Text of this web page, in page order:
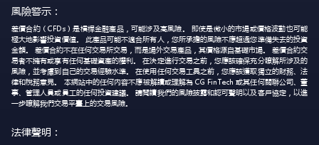
風險警示：
差價合約（CFDs）是槓桿金融產品，可能涉及高風險。 即使是微小的市場或價格波動也可能
極大地影響投資價值。 此產品可能不適合所有人，您所承擔的風險不應超過您準備失去的投資
金額。 差價合約不在任何交易所交易，而是場外交易產品，其價格源自基礎市場。 差價合約交
易者不擁有或享有任何基礎資產的權利。 在決定進行交易之前，您應該確保充分瞭解所涉及的
風險，並考慮到自己的交易經驗水準。 在使用任何交易工具之前，您應該獲取獨立的財務、法
律和稅務意見。 本網站中的任何內容不應被解讀或理解為 CG FinTech 或其任何關聯公司、董
事、管理人員或員工的任何投資建議。 請閱讀我們的風險披露和認可聲明以及客戶協定，以進
一步瞭解我們交易平臺上的交易風險。
法律聲明：